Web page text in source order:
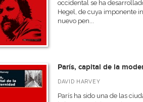
occidental se ha
Hegel, de cuya imponente
nuevo pen...
París, capital de la
DAVID HARVEY
París ha sido una de las